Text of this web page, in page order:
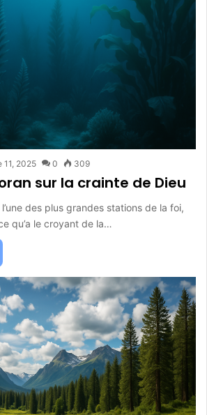
11, 2025 0 309
sur la crainte de Dieu
l’une des plus grandes stations de la foi,
qu’a le croyant de la…